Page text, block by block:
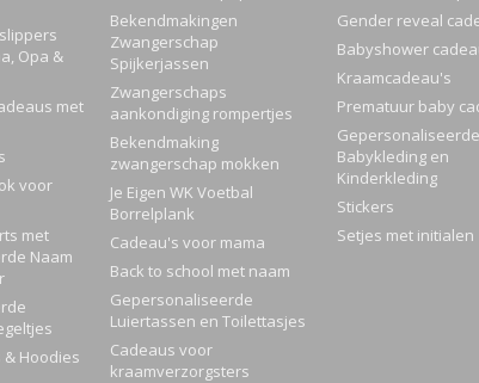
Opa &
met
voor
met
Naam
& Hoodies
Bekendmakingen
Zwangerschap
Spijkerjassen
Zwangerschaps
aankondiging rompertjes
Bekendmaking
zwangerschap mokken
Je Eigen WK Voetbal
Borrelplank
Cadeau's voor mama
Back to school met naam
Gepersonaliseerde
Luiertassen en Toilettasjes
Cadeaus voor
kraamverzorgsters
Gender reveal
Babyshower
Kraamcadeau's
Prematuur baby
Gepersonaliseerde
Babykleding en
Kinderkleding
Stickers
Setjes met initialen